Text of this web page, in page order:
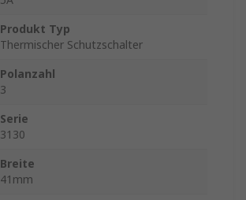
Produkt Typ
Thermischer Schutzschalter
Polanzahl
3
Serie
3130
Breite
41mm